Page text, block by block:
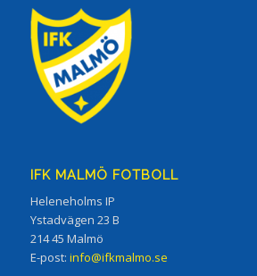
IFK MALMÖ FOTBOLL
Heleneholms IP
Ystadvägen 23 B
214 45 Malmö
E-post: info@ifkmalmo.se